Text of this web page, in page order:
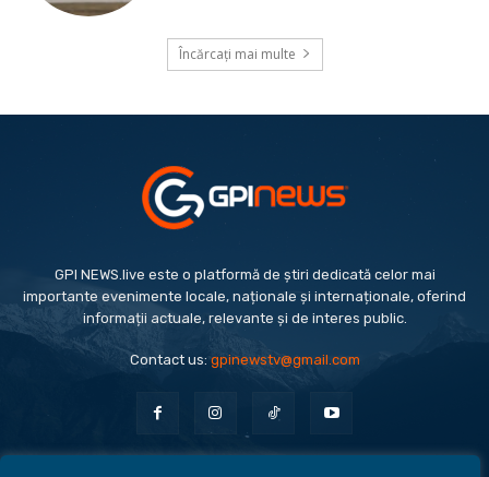
Încărcați mai multe
GPI NEWS.live este o platformă de știri dedicată celor mai
importante evenimente locale, naționale și internaționale, oferind
informații actuale, relevante și de interes public.
Contact us:gpinewstv@gmail.com